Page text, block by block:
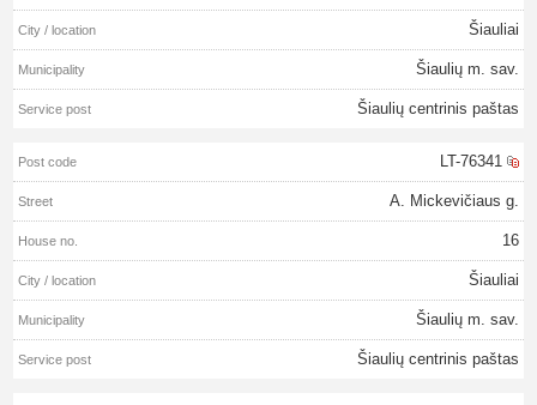
Šiauliai
Šiaulių m. sav.
Šiaulių centrinis paštas
LT-76341
A. Mickevičiaus g.
16
Šiauliai
Šiaulių m. sav.
Šiaulių centrinis paštas